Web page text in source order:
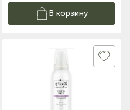
В корзину